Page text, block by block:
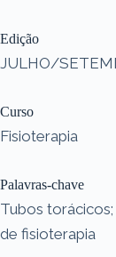
Edição
JULHO/
Curso
Fisioterapia
Palavras-chave
Tubos
de fisioterapia